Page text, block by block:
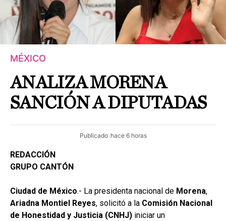
MÉXICO
ANALIZA MORENA
SANCIÓN A DIPUTADAS
Publicado hace 6 horas
REDACCIÓN
GRUPO CANTÓN
Ciudad de México.- La presidenta nacional de Morena,
Ariadna Montiel Reyes, solicitó a la Comisión Nacional
de Honestidad y Justicia (CNHJ) iniciar un